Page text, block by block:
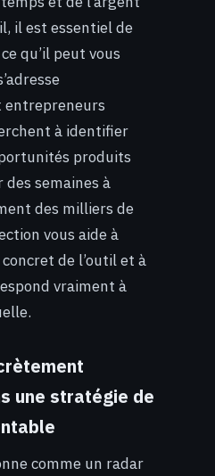
il est essentiel de
qu’il peut vous
entrepreneurs
à identifier
produits
des semaines à
des milliers de
vous aide à
de l’outil et à
vraiment à
une stratégie de
comme un radar